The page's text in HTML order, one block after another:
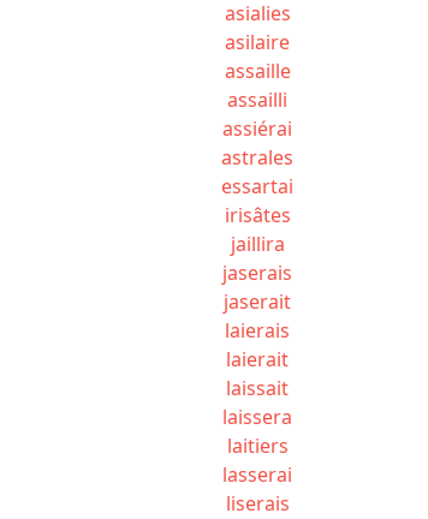
asialies
asilaire
assaille
assailli
assiérai
astrales
essartai
irisâtes
jaillira
jaserais
jaserait
laierais
laierait
laissait
laissera
laitiers
lasserai
liserais